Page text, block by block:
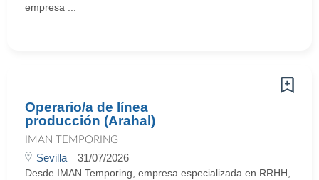
empresa ...
Operario/a de línea
producción (Arahal)
IMAN TEMPORING
Sevilla 31/07/2026
Desde IMAN Temporing, empresa especializada en RRHH,